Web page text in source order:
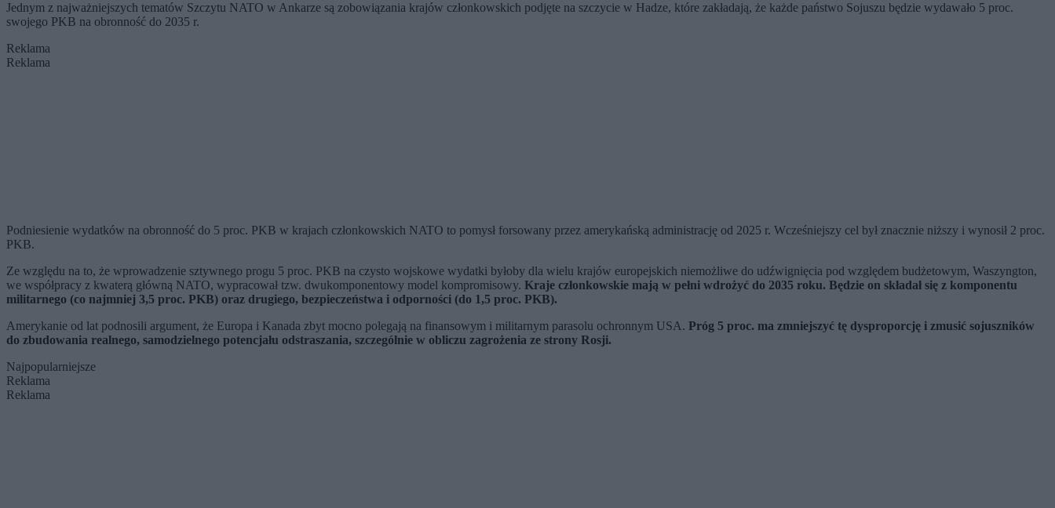
Jednym z najważniejszych tematów Szczytu NATO w Ankarze są zobowiązania krajów członkowskich podjęte na szczycie w Hadze, które zakładają, że każde państwo Sojuszu będzie wydawało 5 proc.
swojego PKB na obronność do 2035 r.
Reklama
Reklama
Podniesienie wydatków na obronność do 5 proc. PKB w krajach członkowskich NATO to pomysł forsowany przez amerykańską administrację od 2025 r. Wcześniejszy cel był znacznie niższy i wynosił 2 proc.
PKB.
Ze względu na to, że wprowadzenie sztywnego progu 5 proc. PKB na czysto wojskowe wydatki byłoby dla wielu krajów europejskich niemożliwe do udźwignięcia pod względem budżetowym, Waszyngton,
we współpracy z kwaterą główną NATO, wypracował tzw. dwukomponentowy model kompromisowy. Kraje członkowskie mają w pełni wdrożyć do 2035 roku. Będzie on składał się z komponentu
militarnego (co najmniej 3,5 proc. PKB) oraz drugiego, bezpieczeństwa i odporności (do 1,5 proc. PKB).
Amerykanie od lat podnosili argument, że Europa i Kanada zbyt mocno polegają na finansowym i militarnym parasolu ochronnym USA. Próg 5 proc. ma zmniejszyć tę dysproporcję i zmusić sojuszników
do zbudowania realnego, samodzielnego potencjału odstraszania, szczególnie w obliczu zagrożenia ze strony Rosji.
Najpopularniejsze
Reklama
Reklama